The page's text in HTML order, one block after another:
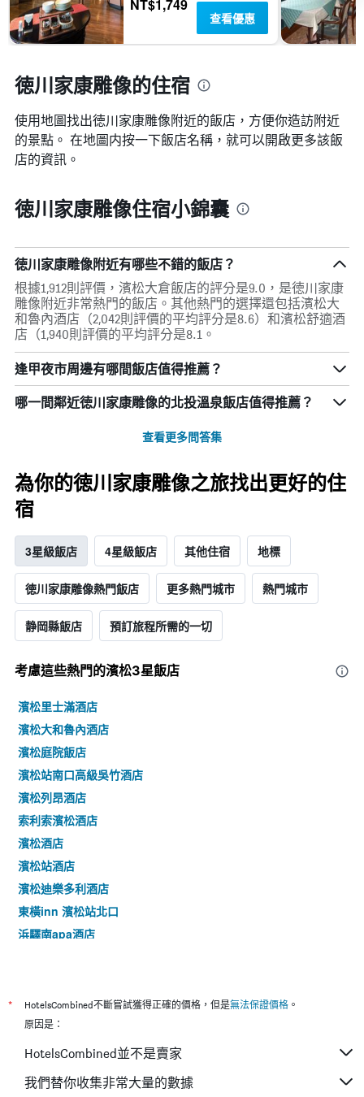
NT$1,749
查看優惠
徳川家康雕像的住宿
使用地圖找出徳川家康雕像​附近的飯店，方便你造訪附近
的景點。 在地圖内按一下飯店名稱，就可以開啟更多該飯
店的資訊。
徳川家康雕像住宿小錦囊
徳川家康雕像附近有哪些不錯的飯店？
根據1,912則評價，濱松大倉飯店的評分是9.0，是徳川家康
雕像附近非常熱門的飯店。其他熱門的選擇還包括濱松大
和魯內酒店（2,042則評價的平均評分是8.6）和濱松舒適酒
店（1,940則評價的平均評分是8.1。
逢甲夜市周邊有哪間飯店值得推薦？
哪一間鄰近徳川家康雕像的北投溫泉飯店值得推薦？
查看更多問答集
為你的徳川家康雕像之旅找出更好的住
宿
3星級飯店 4星級飯店 其他住宿 地標
徳川家康雕像熱門飯店 更多熱門城市 熱門城市
静岡縣飯店 預訂旅程所需的一切
考慮這些熱門的濱松3星​飯店
濱松里士滿酒店
濱松大和魯內酒店
濱松庭院飯店
濱松站南口高級吳竹酒店
濱松列昂酒店
索利索濱松酒店
濱松酒店
濱松站酒店
濱松迪樂多利酒店
東橫inn 濱松站北口
浜驛南apa酒店
*
HotelsCombined不斷嘗試獲得正確的價格，但是無法保證價格 。
原因是：
HotelsCombined並不是賣家
我們替你收集非常大量的數據